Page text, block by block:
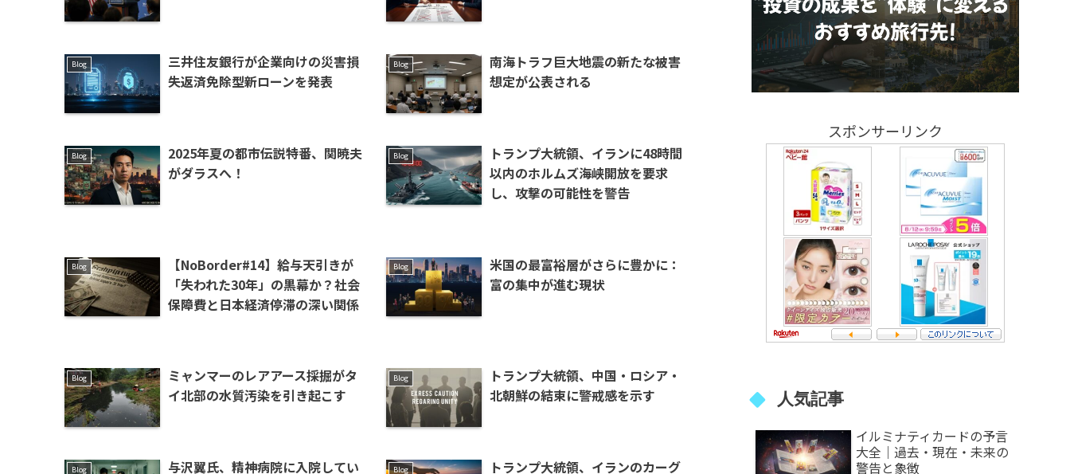
Blog
三井住友銀行が企業向けの災害損
失返済免除型新ローンを発表
Blog
南海トラフ巨大地震の新たな被害
想定が公表される
Blog
2025年夏の都市伝説特番、関暁夫
がダラスへ！
Blog
トランプ大統領、イランに48時間
以内のホルムズ海峡開放を要求
し、攻撃の可能性を警告
Blog
【NoBorder#14】給与天引きが
「失われた30年」の黒幕か？社会
保障費と日本経済停滞の深い関係
Blog
米国の最富裕層がさらに豊かに：
富の集中が進む現状
Blog
ミャンマーのレアアース採掘がタ
イ北部の水質汚染を引き起こす
Blog
トランプ大統領、中国・ロシア・
北朝鮮の結束に警戒感を示す
Blog 与沢翼氏、精神病院に入院してい Blog トランプ大統領、イランのカーグ
スポンサーリンク
人気記事
イルミナティカードの予言
大全｜過去・現在・未来の
警告と象徴